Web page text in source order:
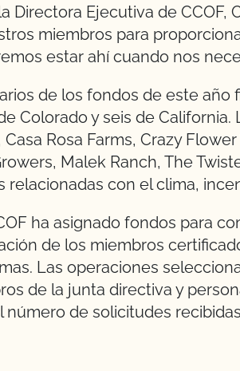
Directora Ejecutiva de CCOF,
miembros para
estar ahí cuando nos
de los fondos de este año
Colorado y seis de
Casa Rosa Farms, Crazy
Malek Ranch, The
relacionadas con el clima,
ha asignado fondos para
de los miembros
Las operaciones
de la junta directiva y
número de solicitudes